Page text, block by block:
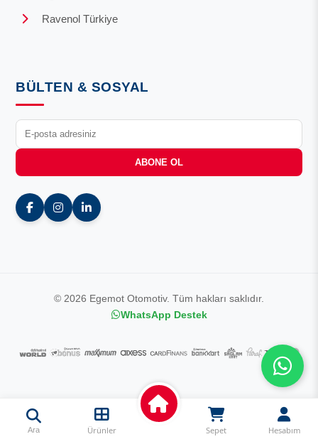
Ravenol Türkiye
BÜLTEN & SOSYAL
ABONE OL
© 2026 Egemot Otomotiv. Tüm hakları saklıdır.
WhatsApp Destek
Ara Ürünler Sepet Hesabım